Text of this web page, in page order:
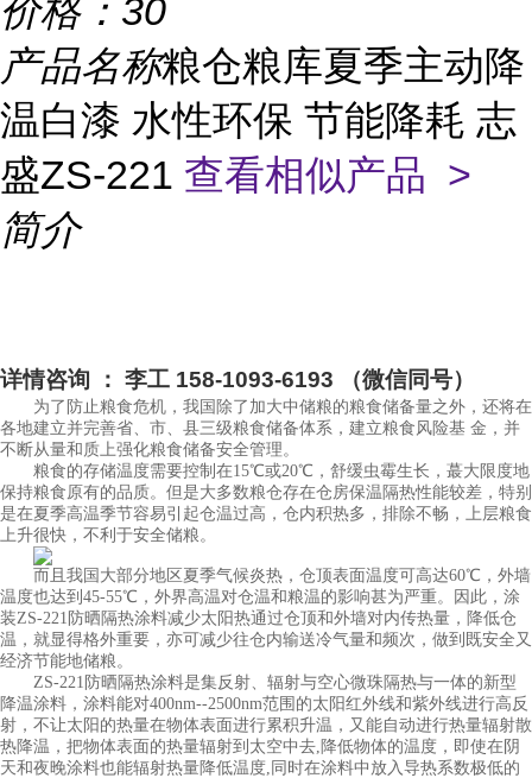
价格： 30
产品名称粮仓粮库夏季主动降
温白漆 水性环保 节能降耗 志
盛ZS-221 查看相似产品 >
简介
详情咨询 ： 李工 158-1093-6193 （微信同号）
为了防止粮食危机，我国除了加大中储粮的粮食储备量之外，还将在
各地建立并完善省、市、县三级粮食储备体系，建立粮食风险基 金，并
不断从量和质上强化粮食储备安全管理。
粮食的存储温度需要控制在15℃或20℃，舒缓虫霉生长，蕞大限度地
保持粮食原有的品质。但是大多数粮仓存在仓房保温隔热性能较差，特别
是在夏季高温季节容易引起仓温过高，仓内积热多，排除不畅，上层粮食
上升很快，不利于安全储粮。
而且我国大部分地区夏季气候炎热，仓顶表面温度可高达60℃，外墙
温度也达到45-55℃，外界高温对仓温和粮温的影响甚为严重。因此，涂
装ZS-221防晒隔热涂料减少太阳热通过仓顶和外墙对内传热量，降低仓
温，就显得格外重要，亦可减少往仓内输送冷气量和频次，做到既安全又
经济节能地储粮。
ZS-221防晒隔热涂料是集反射、辐射与空心微珠隔热与一体的新型
降温涂料，涂料能对400nm--2500nm范围的太阳红外线和紫外线进行高反
射，不让太阳的热量在物体表面进行累积升温，又能自动进行热量辐射散
热降温，把物体表面的热量辐射到太空中去,降低物体的温度，即使在阴
天和夜晚涂料也能辐射热量降低温度,同时在涂料中放入导热系数极低的